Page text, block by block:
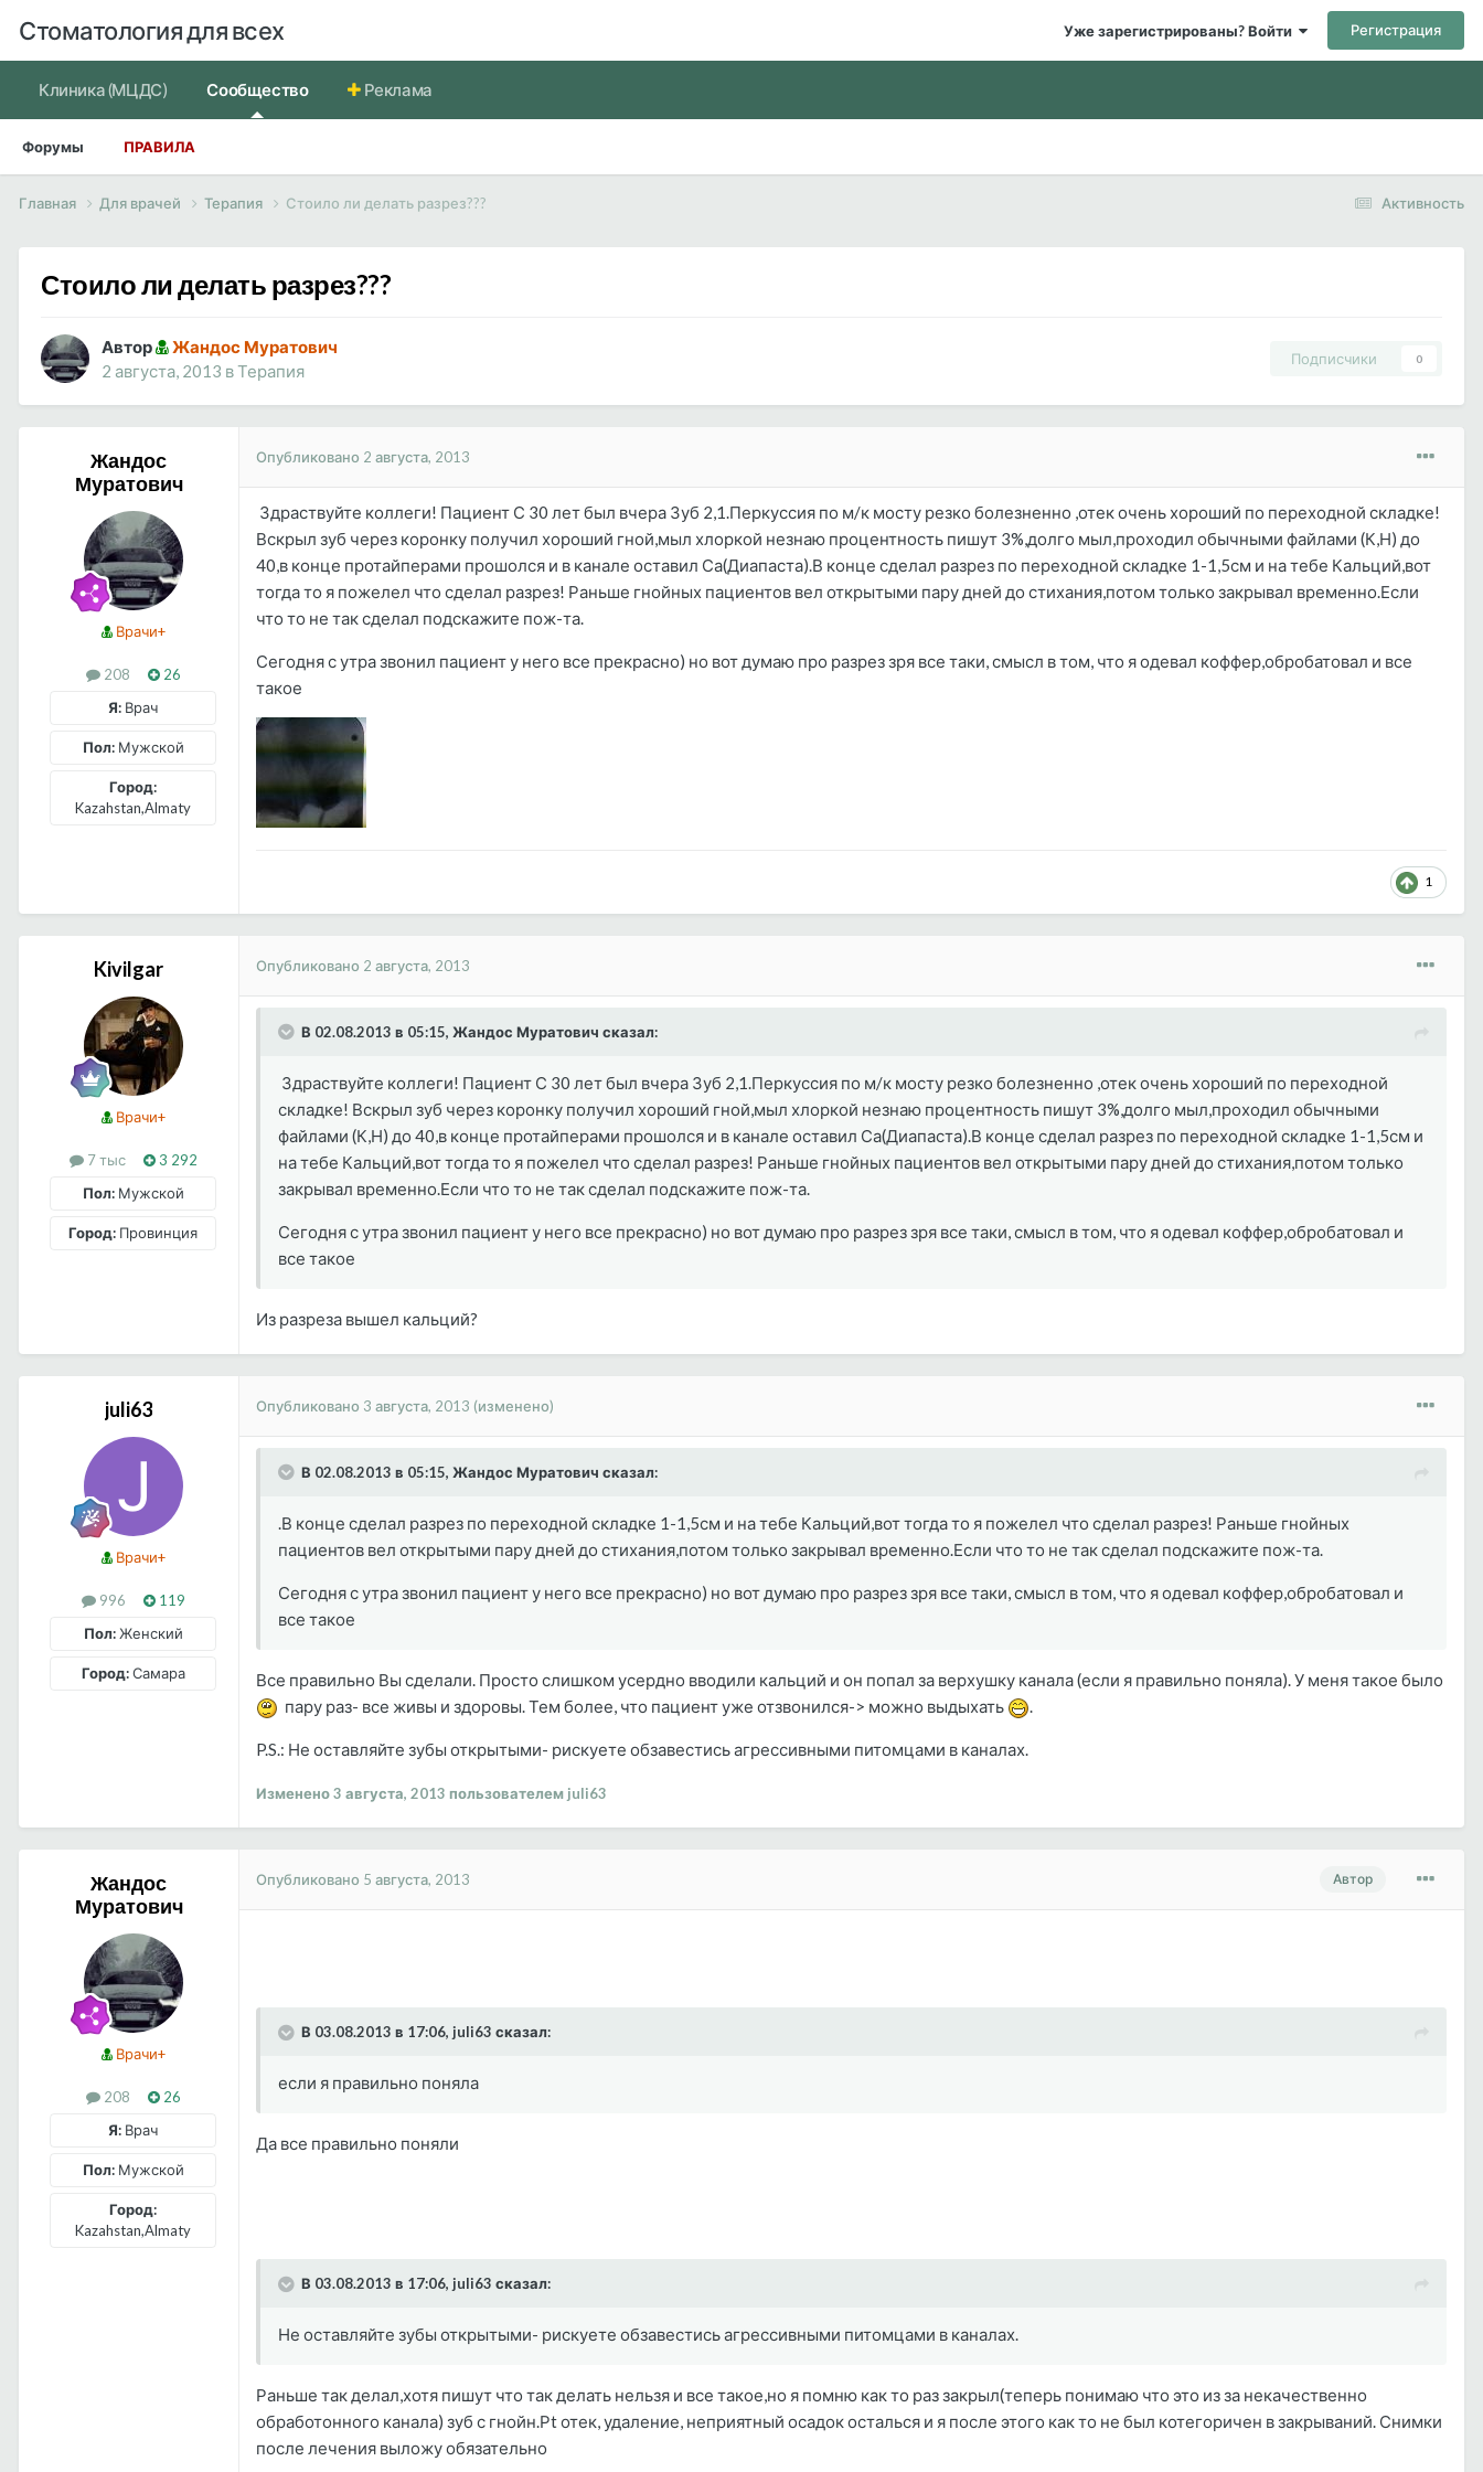
Стоматология для всех Уже зарегистрированы? Войти Регистрация
Клиника (МЦДС) Сообщество
Форумы ПРАВИЛА
Реклама
Активность
Главная Для врачей Терапия Стоило ли делать разрез???
Стоило ли делать разрез???
Автор
Жандос Муратович
2 августа, 2013 вТерапия
Подписчики 0
Жандос
Муратович
Врачи+
208
26
Я: Врач
Пол:Мужской
Город:
Kazahstan,Almaty
Опубликовано 2 августа, 2013
Здраствуйте коллеги! Пациент С 30 лет был вчера Зуб 2,1.Перкуссия по м/к мосту резко болезненно ,отек очень хороший по переходной складке!
Вскрыл зуб через коронку получил хороший гной,мыл хлоркой незнаю процентность пишут 3%,долго мыл,проходил обычными файлами (К,Н) до
40,в конце протайперами прошолся и в канале оставил Са(Диапаста).В конце сделал разрез по переходной складке 1-1,5см и на тебе Кальций,вот
тогда то я пожелел что сделал разрез! Раньше гнойных пациентов вел открытыми пару дней до стихания,потом только закрывал временно.Если
что то не так сделал подскажите пож-та.
Сегодня с утра звонил пациент у него все прекрасно) но вот думаю про разрез зря все таки, смысл в том, что я одевал коффер,обробатовал и все
такое
1
Kivilgar
Врачи+
7 тыс
3 292
Пол:Мужской
Город: Провинция
Опубликовано 2 августа, 2013
В 02.08.2013 в 05:15, Жандос Муратович сказал:
Здраствуйте коллеги! Пациент С 30 лет был вчера Зуб 2,1.Перкуссия по м/к мосту резко болезненно ,отек очень хороший по переходной
складке! Вскрыл зуб через коронку получил хороший гной,мыл хлоркой незнаю процентность пишут 3%,долго мыл,проходил обычными
файлами (К,Н) до 40,в конце протайперами прошолся и в канале оставил Са(Диапаста).В конце сделал разрез по переходной складке 1-1,5см и
на тебе Кальций,вот тогда то я пожелел что сделал разрез! Раньше гнойных пациентов вел открытыми пару дней до стихания,потом только
закрывал временно.Если что то не так сделал подскажите пож-та.
Сегодня с утра звонил пациент у него все прекрасно) но вот думаю про разрез зря все таки, смысл в том, что я одевал коффер,обробатовал и
все такое
Из разреза вышел кальций?
juli63
Врачи+
996
119
Пол:Женский
Город:Самара
Опубликовано 3 августа, 2013 (изменено)
В 02.08.2013 в 05:15, Жандос Муратович сказал:
.В конце сделал разрез по переходной складке 1-1,5см и на тебе Кальций,вот тогда то я пожелел что сделал разрез! Раньше гнойных
пациентов вел открытыми пару дней до стихания,потом только закрывал временно.Если что то не так сделал подскажите пож-та.
Сегодня с утра звонил пациент у него все прекрасно) но вот думаю про разрез зря все таки, смысл в том, что я одевал коффер,обробатовал и
все такое
Все правильно Вы сделали. Просто слишком усердно вводили кальций и он попал за верхушку канала (если я правильно поняла). У меня такое было
пару раз- все живы и здоровы. Тем более, что пациент уже отзвонился-> можно выдыхать
.
P.S.: Не оставляйте зубы открытыми- рискуете обзавестись агрессивными питомцами в каналах.
Изменено3 августа, 2013 пользователем juli63
Жандос
Муратович
Врачи+
208
26
Я: Врач
Пол:Мужской
Город:
Kazahstan,Almaty
Автор
Опубликовано 5 августа, 2013
В 03.08.2013 в 17:06, juli63 сказал:
если я правильно поняла
Да все правильно поняли
В 03.08.2013 в 17:06, juli63 сказал:
Не оставляйте зубы открытыми- рискуете обзавестись агрессивными питомцами в каналах.
Раньше так делал,хотя пишут что так делать нельзя и все такое,но я помню как то раз закрыл(теперь понимаю что это из за некачественно
обработонного канала) зуб с гнойн.Рt отек, удаление, неприятный осадок осталься и я после этого как то не был котегоричен в закрываний. Снимки
после лечения выложу обязательно